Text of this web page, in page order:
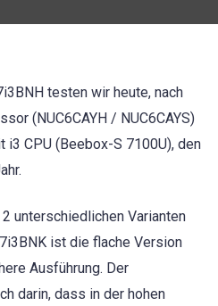
testen wir heute, nach
(NUC6CAYH / NUC6CAYS)
i3 CPU (Beebox-S 7100U), den
unterschiedlichen Varianten
ist die flache Version
Ausführung. Der
darin, dass in der hohen